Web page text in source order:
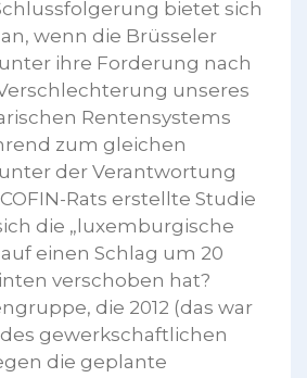
bietet sich
wenn die Brüsseler
ihre Forderung nach
unseres
Rentensystems
zum gleichen
der Verantwortung
Rats erstellte Studie
die „luxemburgische
einen Schlag um 20
verschoben hat?
die 2012 (das war
gewerkschaftlichen
die geplante